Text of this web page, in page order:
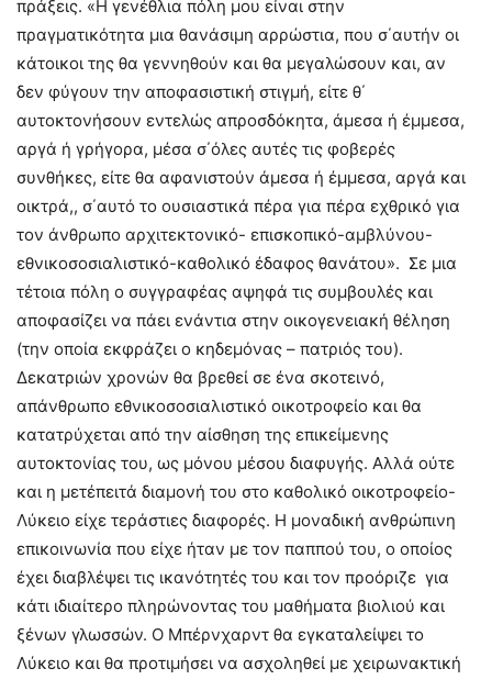
πράξεις. «Η γενέθλια πόλη μου είναι στην
πραγματικότητα μια θανάσιμη αρρώστια, που σ΄αυτήν οι
κάτοικοι της θα γεννηθούν και θα μεγαλώσουν και, αν
δεν φύγουν την αποφασιστική στιγμή, είτε θ΄
αυτοκτονήσουν εντελώς απροσδόκητα, άμεσα ή έμμεσα,
αργά ή γρήγορα, μέσα σ΄όλες αυτές τις φοβερές
συνθήκες, είτε θα αφανιστούν άμεσα ή έμμεσα, αργά και
οικτρά,, σ΄αυτό το ουσιαστικά πέρα για πέρα εχθρικό για
τον άνθρωπο αρχιτεκτονικό- επισκοπικό-αμβλύνου-
εθνικοσοσιαλιστικό-καθολικό έδαφος θανάτου». Σε μια
τέτοια πόλη ο συγγραφέας αψηφά τις συμβουλές και
αποφασίζει να πάει ενάντια στην οικογενειακή θέληση
(την οποία εκφράζει ο κηδεμόνας – πατριός του).
Δεκατριών χρονών θα βρεθεί σε ένα σκοτεινό,
απάνθρωπο εθνικοσοσιαλιστικό οικοτροφείο και θα
κατατρύχεται από την αίσθηση της επικείμενης
αυτοκτονίας του, ως μόνου μέσου διαφυγής. Αλλά ούτε
και η μετέπειτά διαμονή του στο καθολικό οικοτροφείο-
Λύκειο είχε τεράστιες διαφορές. Η μοναδική ανθρώπινη
επικοινωνία που είχε ήταν με τον παππού του, ο οποίος
έχει διαβλέψει τις ικανότητές του και τον προόριζε για
κάτι ιδιαίτερο πληρώνοντας του μαθήματα βιολιού και
ξένων γλωσσών. Ο Μπέρνχαρντ θα εγκαταλείψει το
Λύκειο και θα προτιμήσει να ασχοληθεί με χειρωνακτική